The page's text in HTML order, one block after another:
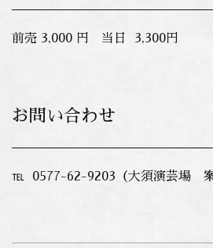
前売 3,000 円 当日 3,300円
お問い合わせ
℡ 0577-62-9203（大須演芸場 案